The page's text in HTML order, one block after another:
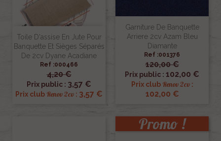
Toile D'assise En Jute Pour
Banquette Et Sièges Séparés
De 2cv Dyane Acadiane
Ref :000466
4,20 €
Prix public : 3,57 €
Prix club Renov 2cv : 3,57 €
Garniture De Banquette
Arriere 2cv Azam Bleu
Diamante
Ref :001376
120,00 €
Prix public : 102,00 €
Prix club Renov 2cv:
102,00 €
Promo !